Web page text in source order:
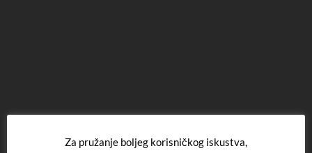
Za pružanje boljeg korisničkog iskustva,